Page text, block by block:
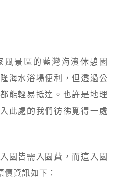
風景區的藍灣海濱休憩園
海水浴場便利，但透過公
能輕易抵達。也許是地理
此處的我們彷彿覓得一處
園皆需入園費，而這入園
資訊如下：